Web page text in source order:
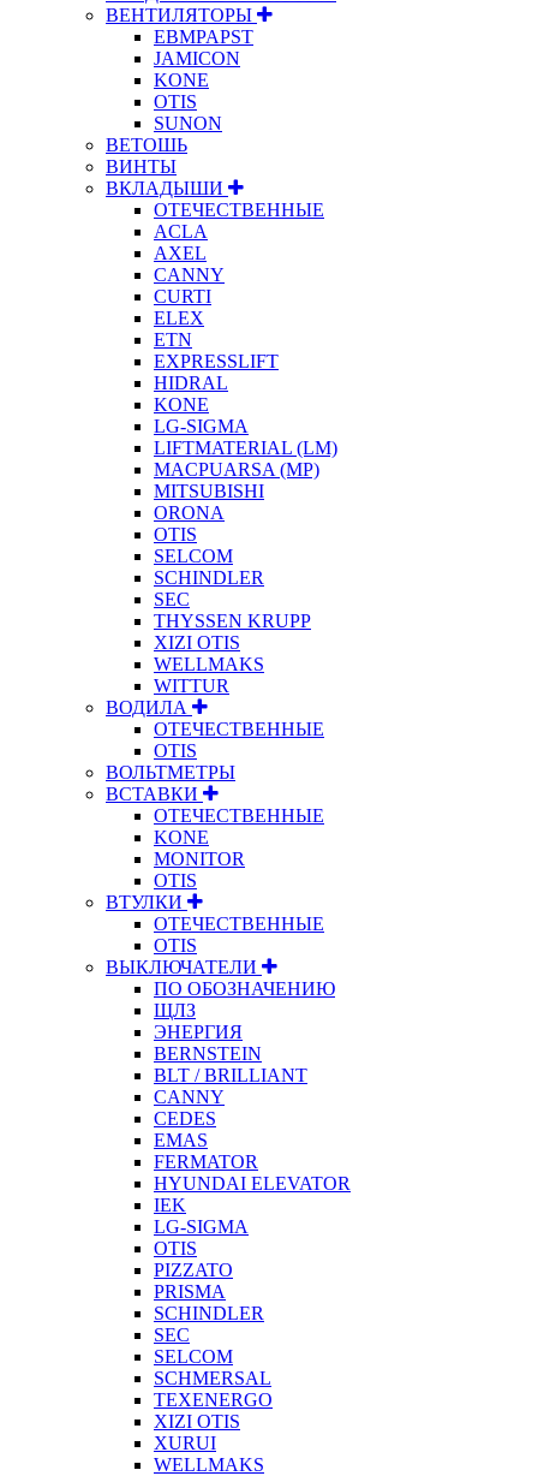
ВЕНТИЛЯТОРЫ
EBMPAPST
JAMICON
KONE
OTIS
SUNON
ВЕТОШЬ
ВИНТЫ
ВКЛАДЫШИ
ОТЕЧЕСТВЕННЫЕ
ACLA
AXEL
CANNY
CURTI
ELEX
ETN
EXPRESSLIFT
HIDRAL
KONE
LG-SIGMA
LIFTMATERIAL (LM)
MACPUARSA (MP)
MITSUBISHI
ORONA
OTIS
SELCOM
SCHINDLER
SEC
THYSSEN KRUPP
XIZI OTIS
WELLMAKS
WITTUR
ВОДИЛА
ОТЕЧЕСТВЕННЫЕ
OTIS
ВОЛЬТМЕТРЫ
ВСТАВКИ
ОТЕЧЕСТВЕННЫЕ
KONE
MONITOR
OTIS
ВТУЛКИ
ОТЕЧЕСТВЕННЫЕ
OTIS
ВЫКЛЮЧАТЕЛИ
ПО ОБОЗНАЧЕНИЮ
ЩЛЗ
ЭНЕРГИЯ
BERNSTEIN
BLT / BRILLIANT
CANNY
CEDES
EMAS
FERMATOR
HYUNDAI ELEVATOR
IEK
LG-SIGMA
OTIS
PIZZATO
PRISMA
SCHINDLER
SEC
SELCOM
SCHMERSAL
TEXENERGO
XIZI OTIS
XURUI
WELLMAKS